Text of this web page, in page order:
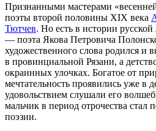
Признанными мастерами
поэты второй половины XIX века
Тютчев. Но есть в истории
— поэта Якова Петровича
художественного слова родился и
в провинциальной Рязани, а
окраинных улочках. Богатое от
мечтательность проявились уже в
удовольствием слушали его
мальчик в период отрочества стал
поэзии.